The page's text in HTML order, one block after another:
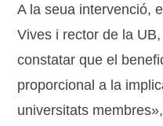
A la seua intervenció,
Vives i rector de la
constatar que el
proporcional a la
universitats